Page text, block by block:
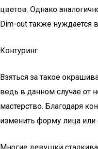
цветов. Однако
Dim-out также нуждается
Контуринг
Взяться за такое
ведь в данном случае от
мастерство. Благодаря
изменить форму лица или